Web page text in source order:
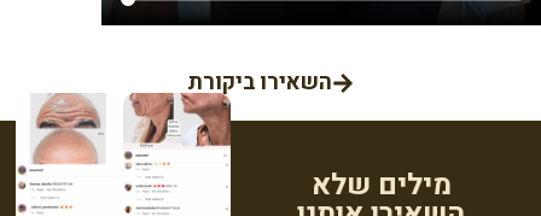
השאירו ביקורת
מילים שלא